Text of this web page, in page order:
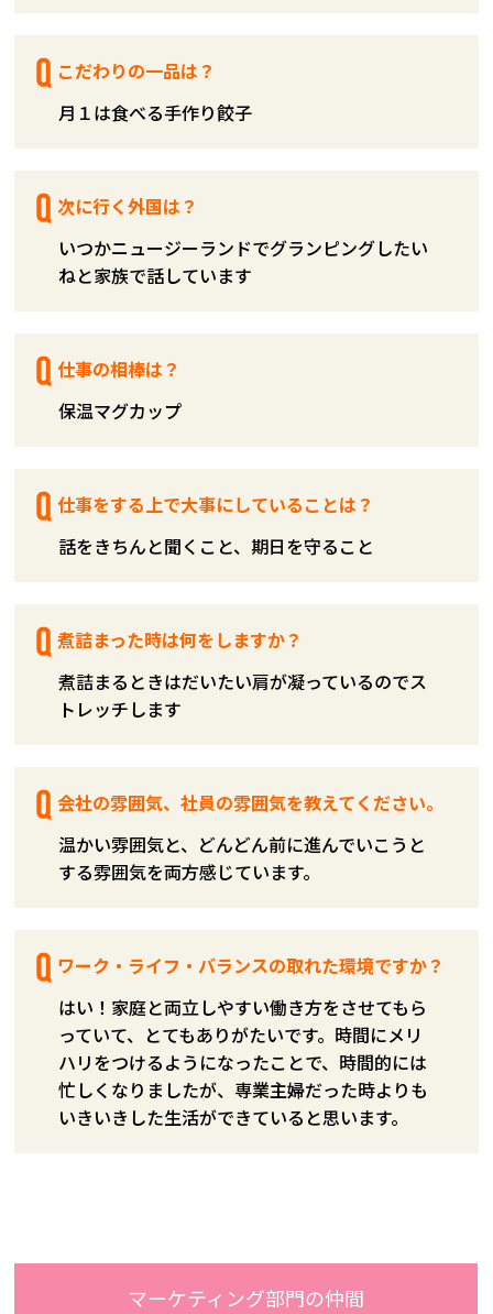
こだわりの一品は？
月１は食べる手作り餃子
次に行く外国は？
いつかニュージーランドでグランピングしたい
ねと家族で話しています
仕事の相棒は？
保温マグカップ
仕事をする上で大事にしていることは？
話をきちんと聞くこと、期日を守ること
煮詰まった時は何をしますか？
煮詰まるときはだいたい肩が凝っているのでス
トレッチします
会社の雰囲気、社員の雰囲気を教えてください。
温かい雰囲気と、どんどん前に進んでいこうと
する雰囲気を両方感じています。
ワーク・ライフ・バランスの取れた環境ですか？
はい！家庭と両立しやすい働き方をさせてもら
っていて、とてもありがたいです。時間にメリ
ハリをつけるようになったことで、時間的には
忙しくなりましたが、専業主婦だった時よりも
いきいきした生活ができていると思います。
マーケティング部門の仲間